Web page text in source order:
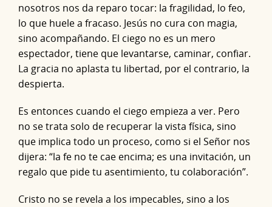
nosotros nos da reparo tocar: la fragilidad, lo feo,
lo que huele a fracaso. Jesús no cura con magia,
sino acompañando. El ciego no es un mero
espectador, tiene que levantarse, caminar, confiar.
La gracia no aplasta tu libertad, por el contrario, la
despierta.
Es entonces cuando el ciego empieza a ver. Pero
no se trata solo de recuperar la vista física, sino
que implica todo un proceso, como si el Señor nos
dijera: “la fe no te cae encima; es una invitación, un
regalo que pide tu asentimiento, tu colaboración”.
Cristo no se revela a los impecables, sino a los